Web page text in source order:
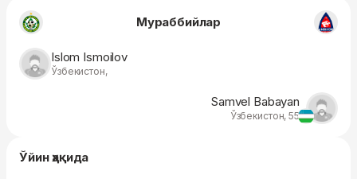
Мураббийлар
Islom Ismoilov
Ўзбекистон,
Samvel Babayan
Ўзбекистон, 55
Ўйин ҳақида